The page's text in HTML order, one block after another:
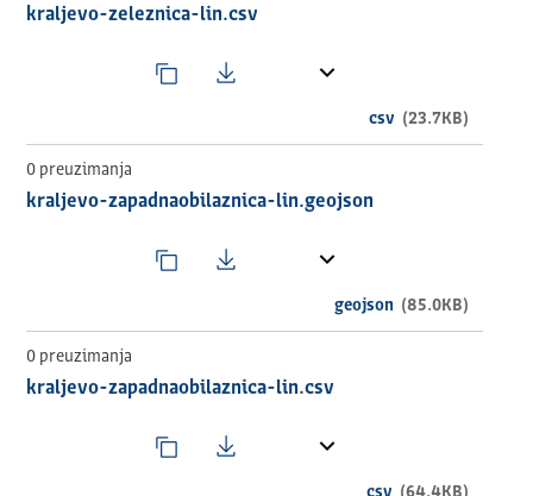
kraljevo-zeleznica-lin.csv
csv (23.7KB)
0 preuzimanja
kraljevo-zapadnaobilaznica-lin.geojson
geojson (85.0KB)
0 preuzimanja
kraljevo-zapadnaobilaznica-lin.csv